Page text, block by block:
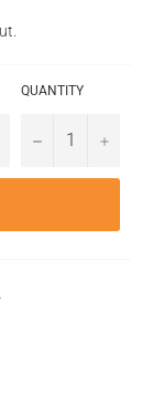
QUANTITY
− +